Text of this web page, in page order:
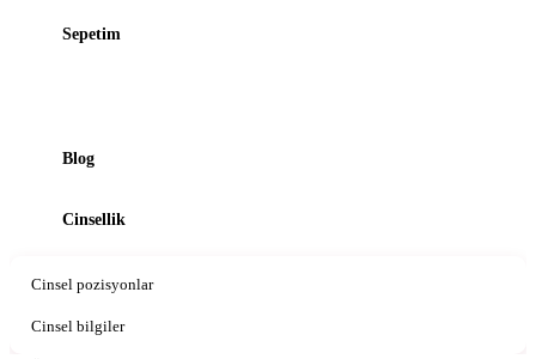
Sepetim
Blog
Cinsellik
Cinsel pozisyonlar
Cinsel bilgiler